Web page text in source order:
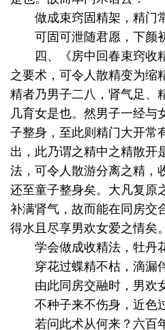
做成束窍固精架，精门常
可固可泄随君愿，下颜初
四、《房中回春束窍收
之要术，可令人散精变为缩
精者乃男子二八，肾气足、
几育女是也。然男子一经与
子整身，至此则精门大开常
出，此乃谓之精中之精散开
法，可令人散游分离之精，
还至童子整身矣。大凡复原
补满肾气，故而能在同房交
得水且尽享男欢女爱之情矣
学会做成收精法，牡丹花
穿花过蝶精不枯，滴漏伴
由此同房交融时，男欢女
不种子来不伤身，近色过
若问此术从何来？六百年